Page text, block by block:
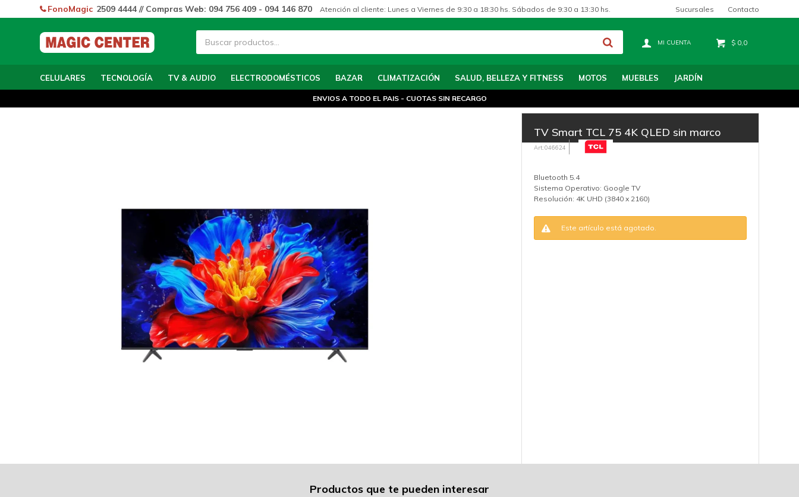
CELULARES TECNOLOGÍA TV & AUDIO ELECTRODOMÉSTICOS BAZAR CLIMATIZACIÓN SALUD, BELLEZA Y FITNESS MOTOS MUEBLES JARDÍN
$ 0,0
FonoMagic 2509 4444 // Compras Web: 094 756 409 - 094 146 870 Atención al cliente: Lunes a Viernes de 9:30 a 18:30 hs. Sábados de 9:30 a 13:30 hs. Sucursales Contacto
ENVIOS A TODO EL PAIS - CUOTAS SIN RECARGO
TV Smart TCL 75 4K QLED sin marco
046624
Bluetooth 5.4
Sistema Operativo: Google TV
Resolución: 4K UHD (3840 x 2160)
Este artículo está agotado.
Productos que te pueden interesar